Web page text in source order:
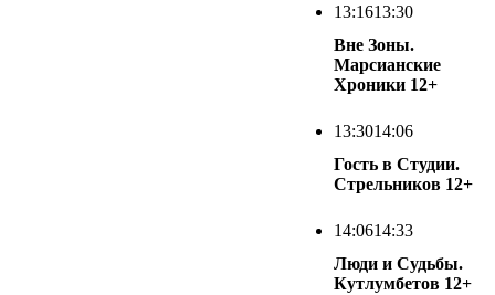
13:1613:30
Вне Зоны.
Марсианские
Хроники 12+
13:3014:06
Гость в Студии.
Стрельников 12+
14:0614:33
Люди и Судьбы.
Кутлумбетов 12+